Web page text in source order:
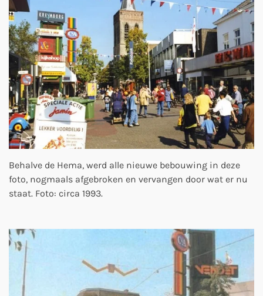
Behalve de Hema, werd alle nieuwe bebouwing in deze
foto, nogmaals afgebroken en vervangen door wat er nu
staat. Foto: circa 1993.